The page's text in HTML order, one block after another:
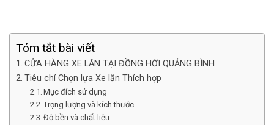
Tóm tắt bài viết
CỬA HÀNG XE LĂN TẠI ĐỒNG HỚI QUẢNG BÌNH
Tiêu chí Chọn lựa Xe lăn Thích hợp
Mục đích sử dụng
Trọng lượng và kích thước
Độ bền và chất liệu